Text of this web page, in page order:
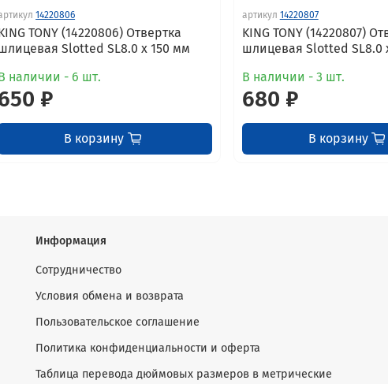
14220806
TONY (14220806) Отвертка
Slotted SL8.0 x 150 мм
наличии - 6 шт.
₽
В корзину
артикул 14220807
KING TONY (14220807)
шлицевая Slotted SL8.0
В наличии - 3 шт.
680 ₽
В корзину
Информация
Сотрудничество
Условия обмена и возврата
Пользовательское соглашение
Политика конфиденциальности и оферта
Таблица перевода дюймовых размеров в метрические